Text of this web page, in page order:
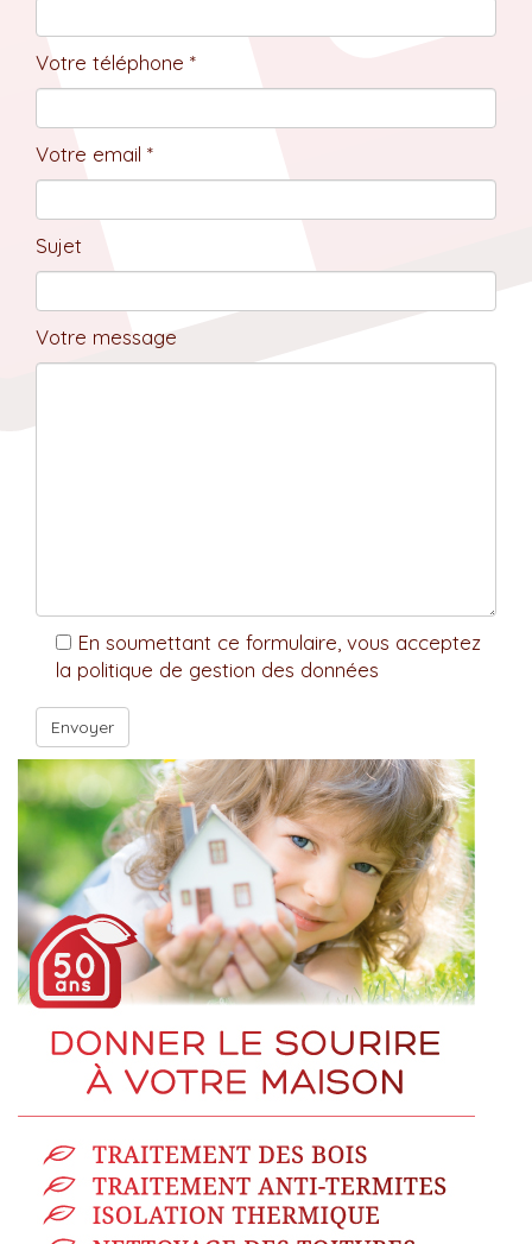
Votre téléphone *
Votre email *
Sujet
Votre message
En soumettant ce formulaire, vous acceptez
la politique de gestion des données